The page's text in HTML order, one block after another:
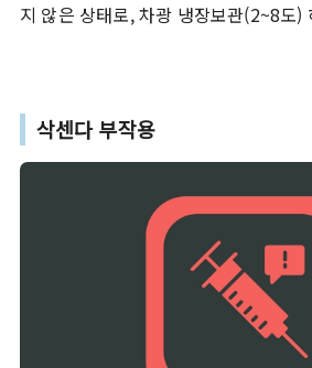
지 않은 상태로, 차광 냉장보관(2~8도)
삭센다 부작용